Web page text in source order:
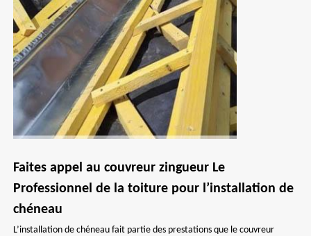
Faites appel au couvreur zingueur Le
Professionnel de la toiture pour l’installation de
chéneau
L’installation de chéneau fait partie des prestations que le couvreur